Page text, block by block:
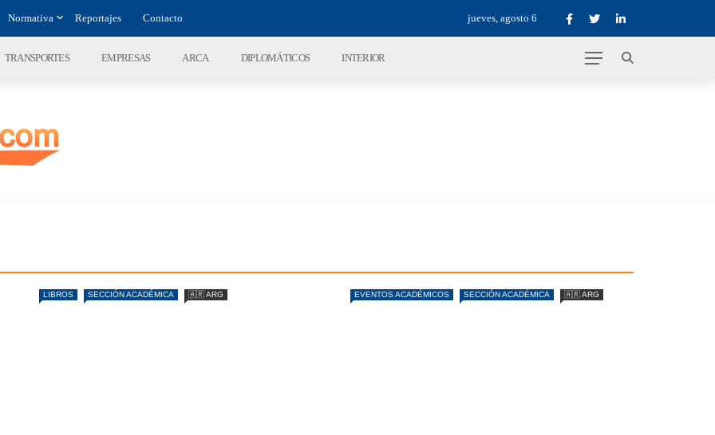
Normativa Reportajes Contacto jueves, agosto 6
TRANSPORTES EMPRESAS ARCA DIPLOMÁTICOS INTERIOR
LIBROS SECCIÓN ACADÉMICA 🇦🇷 ARG EVENTOS ACADÉMICOS SECCIÓN ACADÉMICA 🇦🇷 ARG